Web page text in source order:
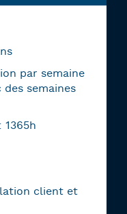
par semaine
des semaines
: 1365h
client et